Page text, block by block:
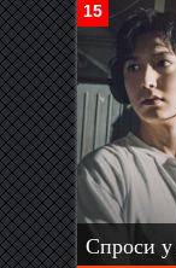
15
Спроси у